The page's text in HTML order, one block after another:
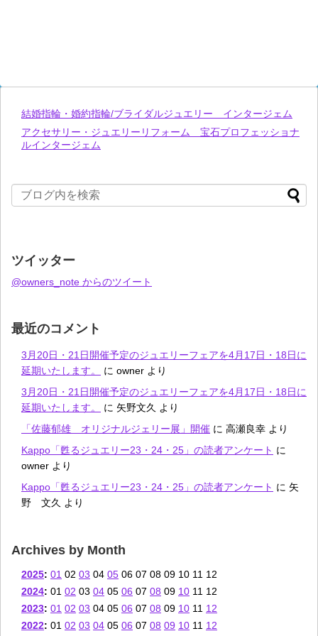
結婚指輪・婚約指輪/ブライダルジュエリー インタージェム
アクセサリー・ジュエリーリフォーム 宝石プロフェッショナ
ルインタージェム
ツイッター
@owners_note からのツイート
最近のコメント
3月20日・21日開催予定のジュエリーフェアを4月17日・18日に
延期いたします。
に owner より
3月20日・21日開催予定のジュエリーフェアを4月17日・18日に
延期いたします。
に 矢野文久 より
「佐藤郁雄 オリジナルジェリー展」開催 に 高瀬良幸 より
Kappo「甦るジュエリー23・24・25」の読者アンケート に
owner より
Kappo「甦るジュエリー23・24・25」の読者アンケート に 矢
野 文久 より
Archives by Month
2025: 01 02 03 04 05 06 07 08 09 10 11 12
2024: 01 02 03 04 05 06 07 08 09 10 11 12
2023: 01 02 03 04 05 06 07 08 09 10 11 12
2022: 01 02 03 04 05 06 07 08 09 10 11 12